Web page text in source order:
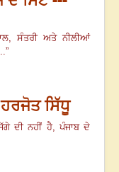
,ਸੰਤਰੀ ਅਤੇ ਨੀਲੀਆਂ
”
ਸਿੱਧੂ
ਦੀ ਨਹੀਂ ਹੈ, ਪੰਜਾਬ ਦੇ